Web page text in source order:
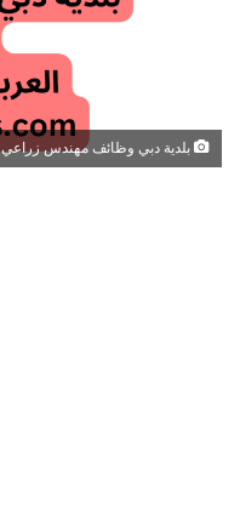
بلدية دبي وظائف مهندس زراعي